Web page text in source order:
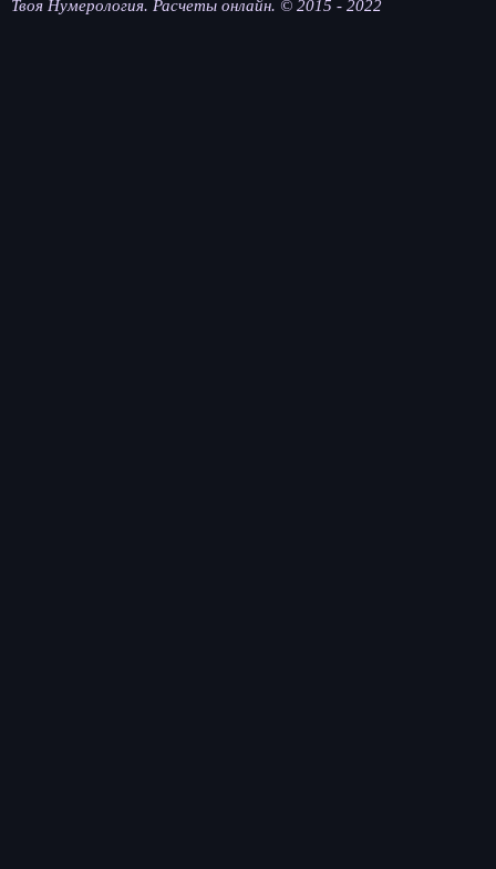
Твоя Нумерология. Расчеты онлайн. © 2015 - 2022